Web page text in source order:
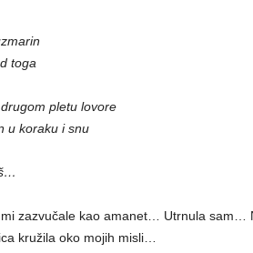
toga
pletu lovore
u koraku i snu
zazvučale kao amanet… Utrnula
kružila oko mojih misli…